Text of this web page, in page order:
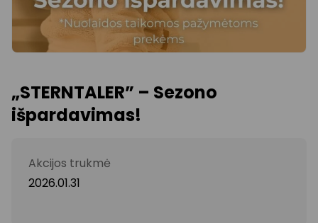
„STERNTALER” – Sezono
išpardavimas!
Akcijos trukmė
2026.01.31